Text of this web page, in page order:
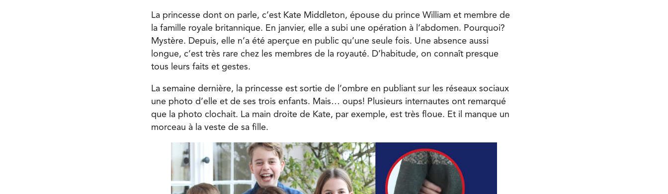
La princesse dont on parle, c’est Kate Middleton, épouse du prince William et membre de
la famille royale britannique. En janvier, elle a subi une opération à l’abdomen. Pourquoi?
Mystère. Depuis, elle n’a été aperçue en public qu’une seule fois. Une absence aussi
longue, c’est très rare chez les membres de la royauté. D’habitude, on connaît presque
tous leurs faits et gestes.
La semaine dernière, la princesse est sortie de l’ombre en publiant sur les réseaux sociaux
une photo d’elle et de ses trois enfants. Mais… oups! Plusieurs internautes ont remarqué
que la photo clochait. La main droite de Kate, par exemple, est très floue. Et il manque un
morceau à la veste de sa fille.